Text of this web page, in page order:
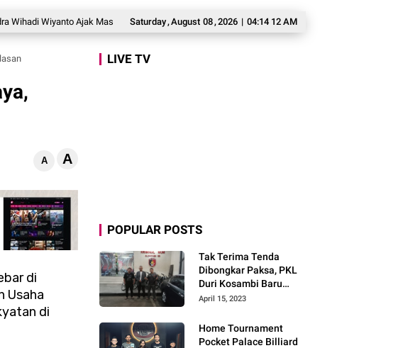
Saturday,August 08,2026 | 04:14 13 AM
Ajak Masyarakat Awasi Program Makan Bergizi Gratis agar Tepat Sasaran
A A
di
Usaha
di
LIVE TV
POPULAR POSTS
Tak Terima Tenda
Dibongkar Paksa, PKL
Duri Kosambi Baru
Gugat PT MD
April 15, 2023
Home Tournament
Pocket Palace Billiard